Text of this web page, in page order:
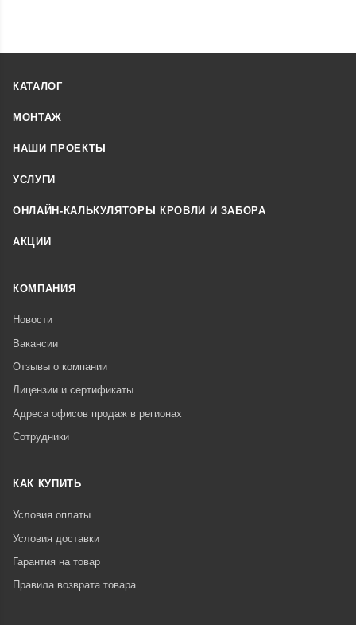
КАТАЛОГ
МОНТАЖ
НАШИ ПРОЕКТЫ
УСЛУГИ
ОНЛАЙН-КАЛЬКУЛЯТОРЫ КРОВЛИ И ЗАБОРА
АКЦИИ
КОМПАНИЯ
Новости
Вакансии
Отзывы о компании
Лицензии и сертификаты
Адреса офисов продаж в регионах
Сотрудники
КАК КУПИТЬ
Условия оплаты
Условия доставки
Гарантия на товар
Правила возврата товара